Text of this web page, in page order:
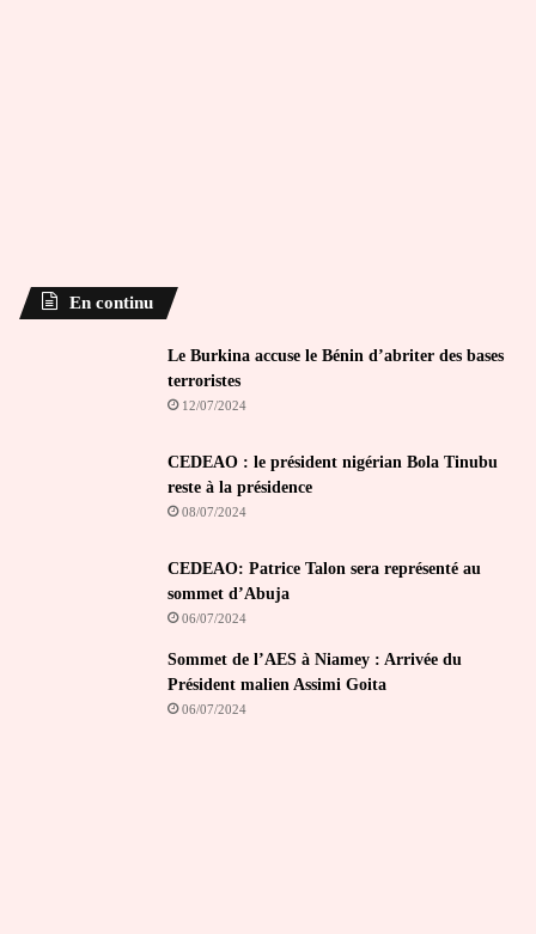
En continu
Le Burkina accuse le Bénin d’abriter des bases
terroristes
12/07/2024
CEDEAO : le président nigérian Bola Tinubu
reste à la présidence
08/07/2024
CEDEAO: Patrice Talon sera représenté au
sommet d’Abuja
06/07/2024
Sommet de l’AES à Niamey : Arrivée du
Président malien Assimi Goita
06/07/2024